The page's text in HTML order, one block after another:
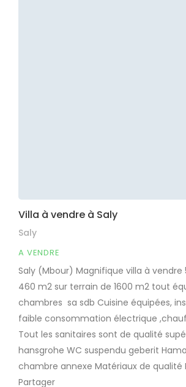
Villa à vendre à Saly
Saly
A VENDRE
Saly (Mbour) Magnifique villa à
460 m2 sur terrain de 1600 m2 tout
chambres sa sdb Cuisine équipées,
faible consommation électrique
Tout les sanitaires sont de qualité
hansgrohe WC suspendu geberit
chambre annexe Matériaux de qualité
Partager